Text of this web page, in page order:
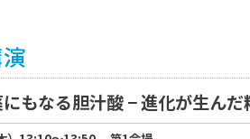
もなる胆汁酸 − 進化が生ん